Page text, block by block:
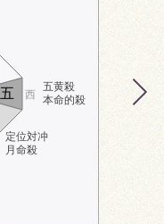
五黄殺
本命的殺
定位対冲
月命殺
西
五